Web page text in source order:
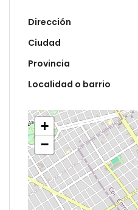
Dirección
Ciudad
Provincia
Localidad o barrio
+
−